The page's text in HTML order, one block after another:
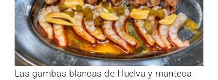
Las gambas blancas de Huelva y manteca